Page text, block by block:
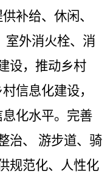
补给、休闲、
室外消火栓、消
设，推动乡村
信息化建设，
化水平。完善
治、
游步道、骑
规范化、人性化